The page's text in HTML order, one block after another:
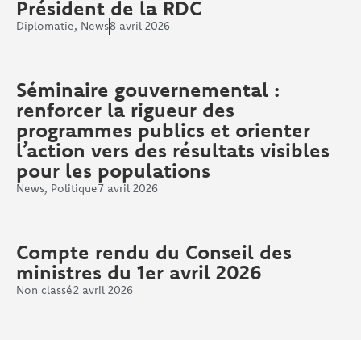
Président de la RDC
Diplomatie, News8 avril 2026
Séminaire gouvernemental :
renforcer la rigueur des
programmes publics et orienter
l’action vers des résultats visibles
pour les populations
News, Politique7 avril 2026
Compte rendu du Conseil des
ministres du 1er avril 2026
Non classé2 avril 2026